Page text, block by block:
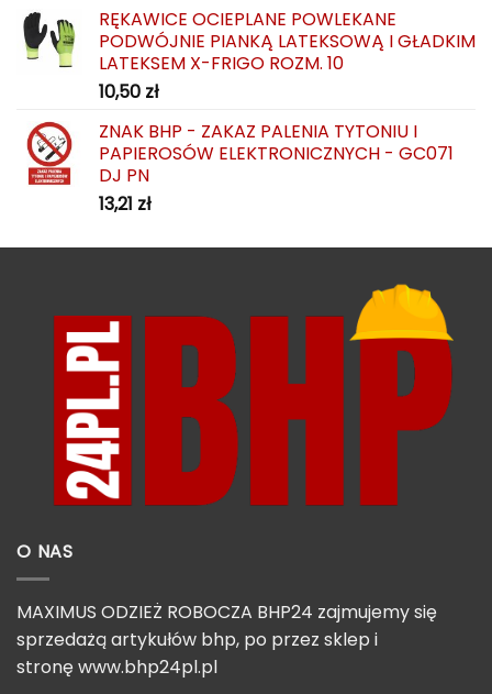
RĘKAWICE OCIEPLANE POWLEKANE
PODWÓJNIE PIANKĄ LATEKSOWĄ I GŁADKIM
LATEKSEM X-FRIGO ROZM. 10
10,50 zł
ZNAK BHP - ZAKAZ PALENIA TYTONIU I
PAPIEROSÓW ELEKTRONICZNYCH - GC071
DJ PN
13,21 zł
O NAS
MAXIMUS ODZIEŻ ROBOCZA BHP24 zajmujemy się
sprzedażą artykułów bhp, po przez sklep i
stronę www.bhp24pl.pl